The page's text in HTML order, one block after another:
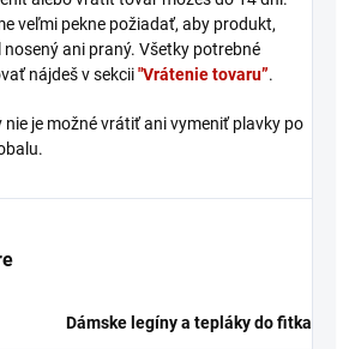
veľmi pekne požiadať, aby produkt,
ani praný. Všetky potrebné
nájdeš v sekcii"Vrátenie tovaru”.
je možné vrátiť ani vymeniť plavky po
Dámske legíny a tepláky do fitka